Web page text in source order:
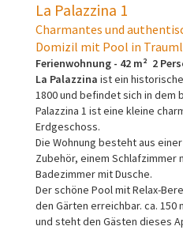
La Palazzina 1
Charmantes und
Domizil mit Pool in
Ferienwohnung - 42 m² 2
La Palazzina ist ein
1800 und befindet sich in dem
Palazzina 1 ist eine kleine
Erdgeschoss.
Die Wohnung besteht aus
Zubehör, einem Schlafzimmer
Badezimmer mit Dusche.
Der schöne Pool mit Relax-
den Gärten erreichbar. ca. 150
und steht den Gästen dieses